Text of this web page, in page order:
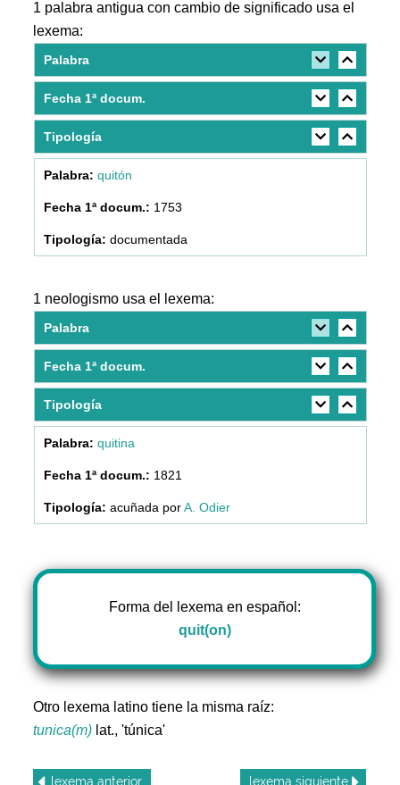
1 palabra antigua con cambio de significado usa el
lexema:
Palabra
Fecha 1ª docum.
Tipología
quitón
1753
documentada
1 neologismo usa el lexema:
Palabra
Fecha 1ª docum.
Tipología
quitina
1821
acuñada porA. Odier
Forma del lexema en español:
quit(on)
Otro lexema latino tiene la misma raíz:
tunica(m) lat., 'túnica'
lexema anterior lexema siguiente